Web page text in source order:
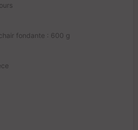
fondante : 600 g